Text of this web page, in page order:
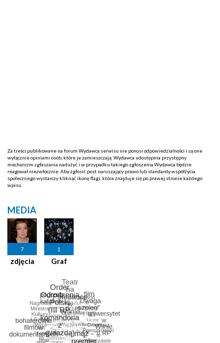
Za treści publikowane na forum Wydawca serwisu nie ponosi odpowiedzialności i są one
wyłącznie opiniami osób, które je zamieszczają. Wydawca udostępnia przystępny
mechanizm zgłaszania nadużyć i w przypadku takiego zgłoszenia Wydawca będzie
reagował niezwłocznie. Aby zgłosić post naruszający prawo lub standardy współżycia
społecznego wystarczy kliknąć ikonę flagi, która znajduje się po prawej stronie każdego
wpisu.
MEDIA
7
zdjęcia
1
Graf